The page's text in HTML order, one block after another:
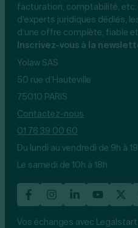
facturation, comptabilité, etc.
d’experts juridiques dédiés,
d’une offre complète, fiable
Inscrivez-vous à la
Yolaw SAS
50 rue d’Hauteville
75010 PARIS
Contactez-nous
01 76 39 00 60
Du lundi au vendredi de 9h à
Le samedi de 10h à 18h
Vos échanges avec